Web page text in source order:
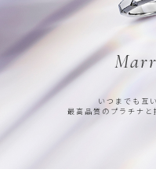
いつまでも互
最高品質のプラチナ